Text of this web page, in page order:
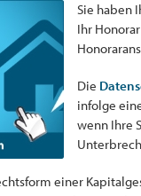
Sie haben
Ihr
Die
infolge
wenn Ihre
einer